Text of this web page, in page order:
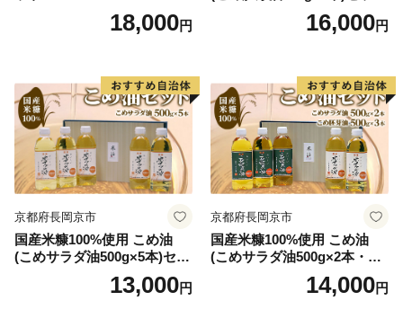
▼ダレスバッグ：職人手作りの一生もの
▼西陣織の帯：熟練職人の至高の逸品
▼薔薇（ばら）：農園直送、極上の華やかな花束便
18,000円 16,000円
京都府長岡京市
国産米糠100%使用 こめ油
(こめサラダ油500g×5本)セッ
13,000円
京都府長岡京市
国産米糠100%使用 こめ油
(こめサラダ油500g×2本・こ
め胚芽油500g×3本)セット [1
14,000円